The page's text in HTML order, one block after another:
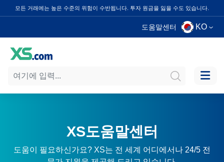
모든 거래에는 높은 수준의 위험이 수반됩니다. 투자 원금을 잃을 수도 있습니다.
도움말센터 KO
XS도움말센터
도움이 필요하신가요? XS는 전 세계 어디에서나 24/5 전